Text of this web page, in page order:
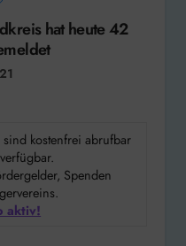
hat heute 42
kostenfrei abrufbar
Spenden
aktiv!